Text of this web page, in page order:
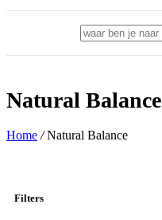
Natural Balance
Home / Natural Balance
Filters